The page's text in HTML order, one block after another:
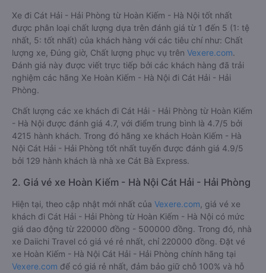
Xe đi Cát Hải - Hải Phòng từ Hoàn Kiếm - Hà Nội tốt nhất
được phân loại chất lượng dựa trên đánh giá từ 1 đến 5 (1: tệ
nhất, 5: tốt nhất) của khách hàng với các tiêu chí như: Chất
lượng xe, Đúng giờ, Chất lượng phục vụ trên Vexere.com.
Đánh giá này được viết trực tiếp bởi các khách hàng đã trải
nghiệm các hãng Xe Hoàn Kiếm - Hà Nội đi Cát Hải - Hải
Phòng.
Chất lượng các xe khách đi Cát Hải - Hải Phòng từ Hoàn Kiếm
- Hà Nội được đánh giá 4.7, với điểm trung bình là 4.7/5 bởi
4215 hành khách. Trong đó hãng xe khách Hoàn Kiếm - Hà
Nội Cát Hải - Hải Phòng tốt nhất tuyến được đánh giá 4.9/5
bởi 129 hành khách là nhà xe Cát Bà Express.
2. Giá vé xe Hoàn Kiếm - Hà Nội Cát Hải - Hải Phòng
Hiện tại, theo cập nhật mới nhất của Vexere.com , giá vé xe
khách đi Cát Hải - Hải Phòng từ Hoàn Kiếm - Hà Nội có mức
giá dao động từ 220000 đồng - 500000 đồng. Trong đó, nhà
xe Daiichi Travel có giá vé rẻ nhất, chỉ 220000 đồng. Đặt vé
xe Hoàn Kiếm - Hà Nội Cát Hải - Hải Phòng chính hãng tại
Vexere.com để có giá rẻ nhất, đảm bảo giữ chỗ 100% và hỗ